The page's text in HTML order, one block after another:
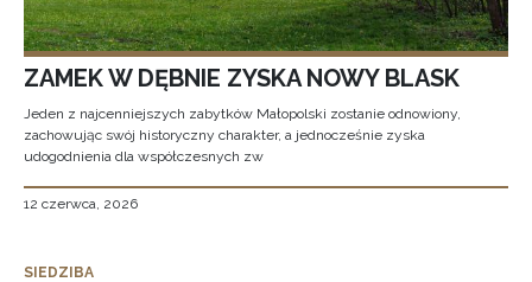
ZAMEK W DĘBNIE ZYSKA NOWY BLASK
Jeden z najcenniejszych zabytków Małopolski zostanie odnowiony,
zachowując swój historyczny charakter, a jednocześnie zyska
udogodnienia dla współczesnych zw
12 czerwca, 2026
SIEDZIBA